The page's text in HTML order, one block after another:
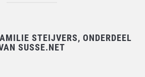
STEIJVERS, ONDERDEEL
SUSSE.NET